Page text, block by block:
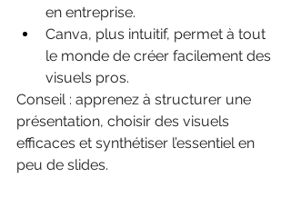
en entreprise.
Canva, plus intuitif, permet à tout
le monde de créer facilement des
visuels pros.
Conseil : apprenez à structurer une
présentation, choisir des visuels
efficaces et synthétiser l’essentiel en
peu de slides.